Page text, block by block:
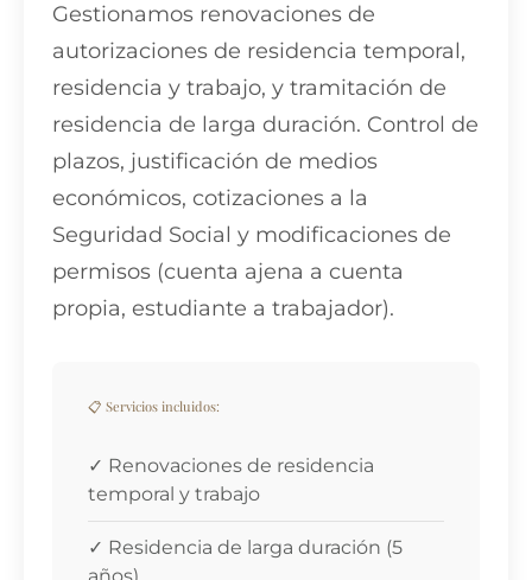
Gestionamos renovaciones de
autorizaciones de residencia temporal,
residencia y trabajo, y tramitación de
residencia de larga duración. Control de
plazos, justificación de medios
económicos, cotizaciones a la
Seguridad Social y modificaciones de
permisos (cuenta ajena a cuenta
propia, estudiante a trabajador).
📋 Servicios incluidos:
✓ Renovaciones de residencia
temporal y trabajo
✓ Residencia de larga duración (5